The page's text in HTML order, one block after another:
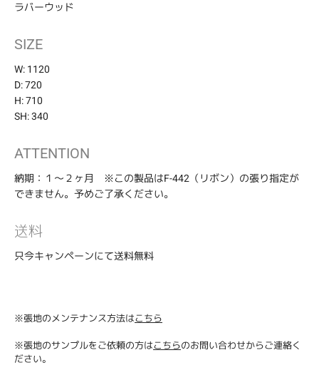
ト
品
追
加
す
る
ラバーウッド
SIZE
W: 1120
D: 720
H: 710
SH: 340
ATTENTION
納期：１〜２ヶ月 ※この製品はF-442（リボン）の張り指定が
できません。予めご了承ください。
送料
只今キャンペーンにて送料無料
※張地のメンテナンス方法はこちら
※張地のサンプルをご依頼の方はこちらのお問い合わせからご連絡く
ださい。